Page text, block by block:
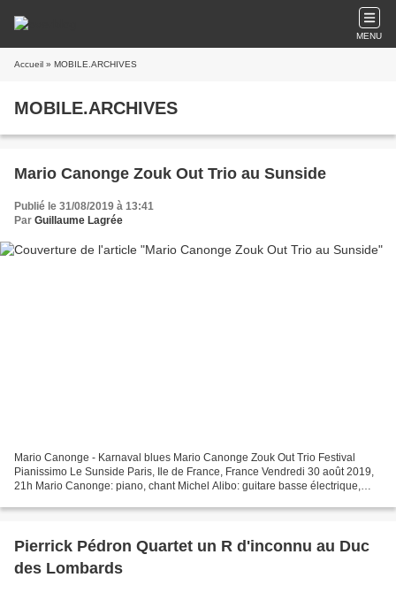
MENU
Accueil » MOBILE.ARCHIVES
MOBILE.ARCHIVES
Mario Canonge Zouk Out Trio au Sunside
Publié le 31/08/2019 à 13:41
Par Guillaume Lagrée
Mario Canonge - Karnaval blues Mario Canonge Zouk Out Trio Festival
Pianissimo Le Sunside Paris, Ile de France, France Vendredi 30 août 2019,
21h Mario Canonge: piano, chant Michel Alibo: guitare basse électrique,
Pierrick Pédron Quartet un R d'inconnu au Duc
des Lombards